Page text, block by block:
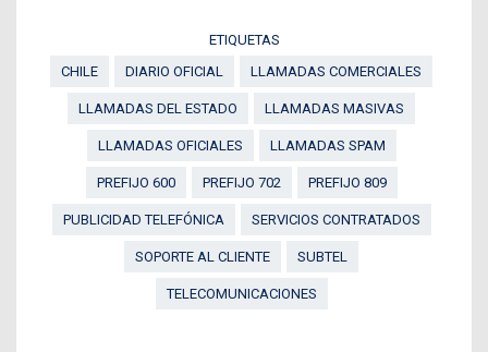
ETIQUETAS
CHILE
DIARIO OFICIAL LLAMADAS COMERCIALES
LLAMADAS DEL ESTADO LLAMADAS MASIVAS
LLAMADAS OFICIALES LLAMADAS SPAM
PREFIJO 600 PREFIJO 702 PREFIJO 809
PUBLICIDAD TELEFÓNICA SERVICIOS CONTRATADOS
SOPORTE AL CLIENTE SUBTEL
TELECOMUNICACIONES